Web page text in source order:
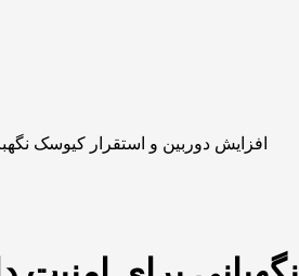
افزایش دوربین و استقرار کیوسک